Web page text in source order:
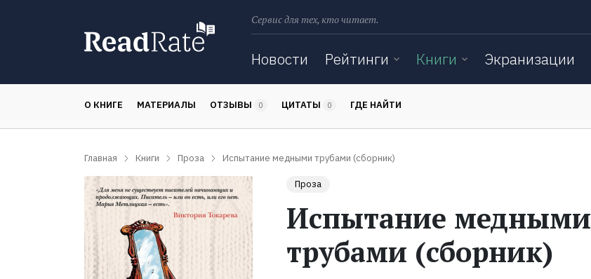
Сервис для тех, кто читает.
Новости Рейтинги Книги Экранизации
О КНИГЕ МАТЕРИАЛЫ ОТЗЫВЫ 0 ЦИТАТЫ 0 ГДЕ НАЙТИ
Главная Книги Проза Испытание медными трубами (сборник)
Проза
Испытание медными
трубами (сборник)